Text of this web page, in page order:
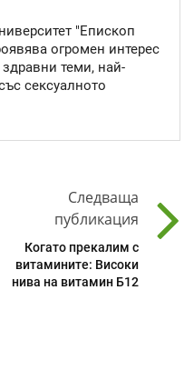
"Епископ
огромен интерес
теми, най-
сексуалното
Следваща
публикация
Когато прекалим с
витамините: Високи
нива на витамин Б12